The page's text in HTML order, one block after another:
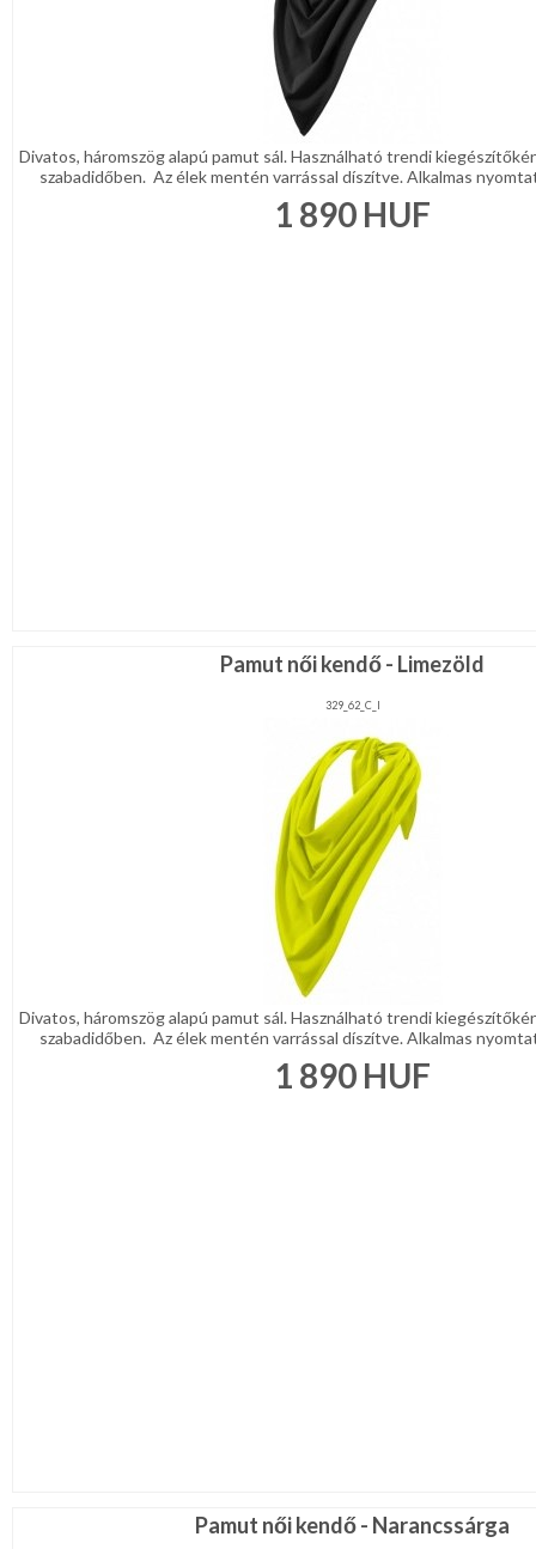
Divatos, háromszög alapú pamut sál. Használható trendi
szabadidőben. Az élek mentén varrással díszítve. Alkalmas
1 890 HUF
Pamut női kendő - Limezöld
329_62_C_l
Divatos, háromszög alapú pamut sál. Használható trendi
szabadidőben. Az élek mentén varrással díszítve. Alkalmas
1 890 HUF
Pamut női kendő - Narancssárga